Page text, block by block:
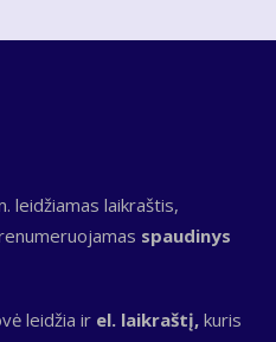
leidžiamas laikraštis,
spaudinys
leidžia ir el. laikraštį, kuris